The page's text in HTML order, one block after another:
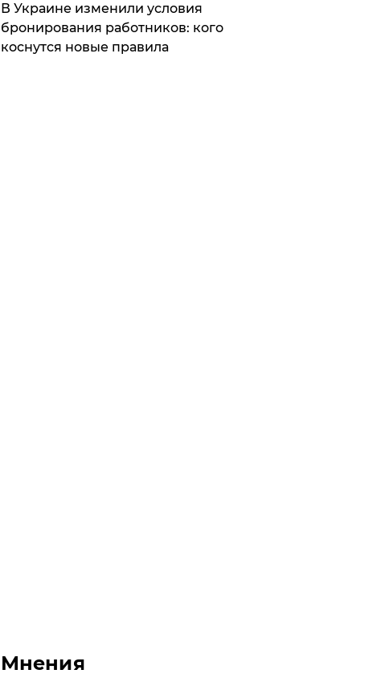
В Украине изменили условия
бронирования работников: кого
коснутся новые правила
Мнения